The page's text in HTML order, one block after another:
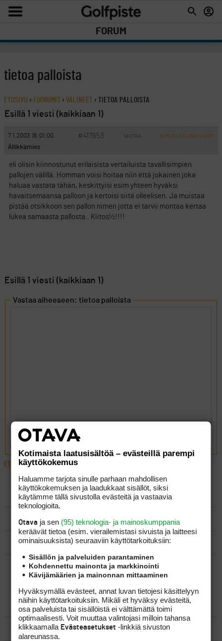
FORUM
tietoa palloista
ETUSIVU › FOORUMIT › VÄLINEET › TIETOA PALLOISTA
Esillä 1 viesti (kaikkiaan 1)
7.1.2003 16:01:00 #417653 VASTAA ILMOITA ASIATON VIESTI
Ällikkämies
eli olisin kiinnostunut erilaisista vertailuista tavallisimpien
pallojen välillä. Homman voisi hoitaa niin että jokainen joka
haluaa vastata tähän, keskittyisi esim yhteen hyväksi
havaitsemaansa palloon ja kertoisi siitä olleelisen. Ja muistaa
pistää otsikkoon sen pallon nimen jotta ei tarvii montaa kertaa
lukea samaasta pallosta.. Kiitos½!!!!
Esillä 1 viesti (kaikkiaan 1)
Vastaa aiheeseen: tietoa palloista
LÄHETÄ
ETUSIVU›FOORUMIT›VÄLINEET
LUO AIHE
SÄÄNNÖT
OHJEET
UUSIMMAT VIESTIKETJUT
YLEISTÄ
VÄLINEET
Kotimaista laatusisältöä – evästeillä parempi
käyttökokemus
Haluamme tarjota sinulle parhaan mahdollisen
käyttökokemuksen ja laadukkaat sisällöt, siksi
käytämme tällä sivustolla evästeitä ja vastaavia
teknologioita.
Otava ja sen (95) teknologia- ja mainoskumppania
keräävät tietoa (esim. vierailemis­tasi sivuista ja laitteesi
ominaisuuk­sista) seuraaviin käyttötarkoituksiin:
Sisällön ja palveluiden parantaminen
Kohdennettu mainonta ja markkinointi
Kävijämäärien ja mainonnan mittaaminen
Hyväksymällä evästeet, annat luvan tietojesi käsittelyyn
näihin käyttötarkoituksiin. Mikäli et hyväksy evästeitä,
osa palveluista tai sisällöistä ei välttämättä toimi
optimaalisesti. Voit muuttaa valintojasi milloin tahansa
klikkaamalla Evästeasetukset -linkkiä sivuston
alareunassa.